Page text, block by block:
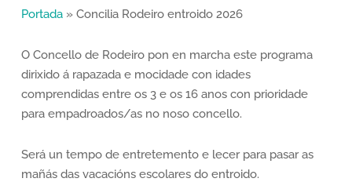
Portada» Concilia Rodeiro entroido 2026
O Concello de Rodeiro pon en marcha este programa
dirixido á rapazada e mocidade con idades
comprendidas entre os 3 e os 16 anos con prioridade
para empadroados/as no noso concello.
Será un tempo de entretemento e lecer para pasar as
mañás das vacacións escolares do entroido.